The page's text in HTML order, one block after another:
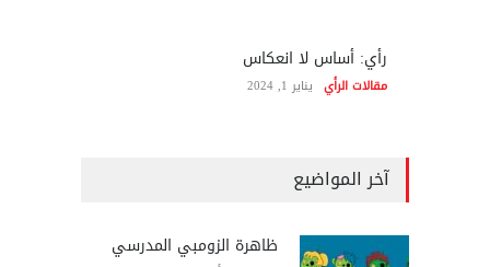
رأي: أساس لا انعكاس
مقالات الرأي يناير 1, 2024
آخر المواضيع
ظاهرة الزومبي المدرسي